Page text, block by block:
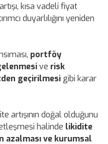
kısa vadeli fiyat
duyarlılığını yeniden
portföy
ve risk
geçirilmesi gibi karar
artışının doğal olduğunu
halinde likidite
azalması ve kurumsal